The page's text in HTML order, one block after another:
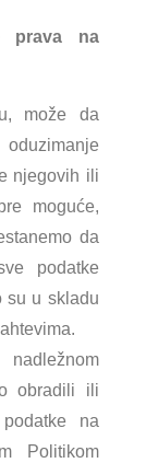
prava na
može da
njegovih ili
moguće,
da
podatke
su u skladu
obradili ili
na
Politikom